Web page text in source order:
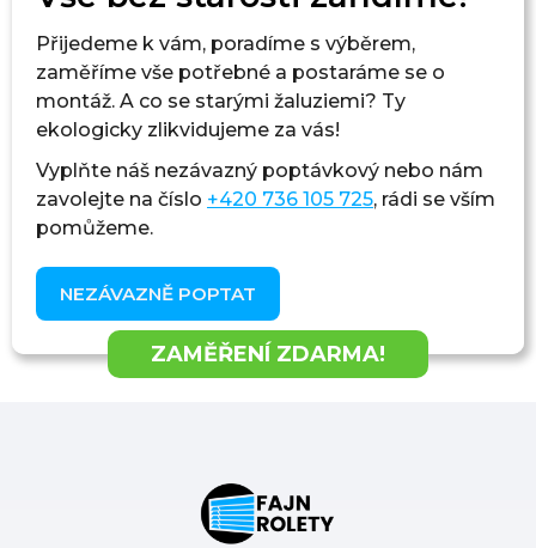
Přijedeme k vám, poradíme s výběrem,
zaměříme vše potřebné a postaráme se o
montáž. A co se starými žaluziemi? Ty
ekologicky zlikvidujeme za vás!
Vyplňte náš nezávazný poptávkový nebo nám
zavolejte na číslo +420 736 105 725, rádi se vším
pomůžeme.
NEZÁVAZNĚ POPTAT
ZAMĚŘENÍ ZDARMA!